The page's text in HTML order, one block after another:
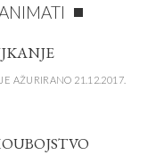
AŽURIRANO 21.12.2017.